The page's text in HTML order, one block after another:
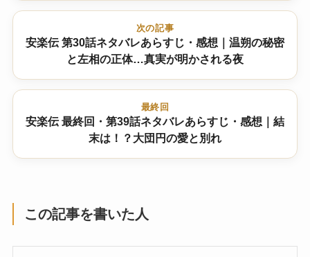
次の記事
安楽伝 第30話ネタバレあらすじ・感想｜温朔の秘密
と左相の正体…真実が明かされる夜
最終回
安楽伝 最終回・第39話ネタバレあらすじ・感想｜結
末は！？大団円の愛と別れ
この記事を書いた人